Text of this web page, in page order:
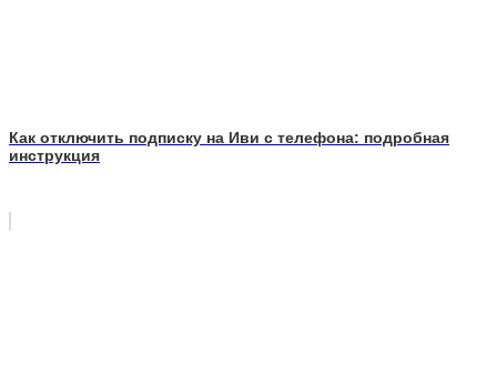
Как отключить подписку на Иви с телефона: подробная
инструкция